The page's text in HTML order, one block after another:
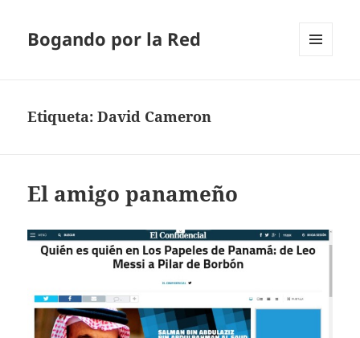
Bogando por la Red
Etiqueta:David Cameron
El amigo panameño